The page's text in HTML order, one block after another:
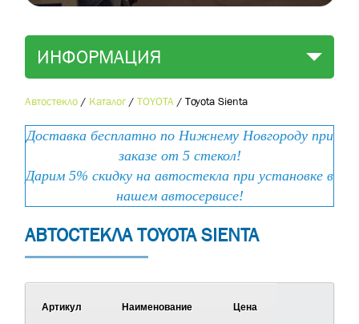
ИНФОРМАЦИЯ
Автостекло / Каталог / TOYOTA / Toyota Sienta
Доставка бесплатно по Нижнему Новгороду при
заказе от 5 стекол!
Дарим 5% скидку на автостекла при установке в
нашем автосервисе!
АВТОСТЕКЛА TOYOTA SIENTA
Артикул Наименование Цена